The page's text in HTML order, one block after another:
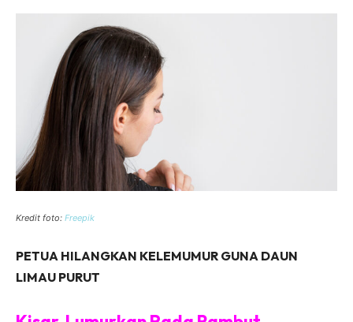
Kredit foto: Freepik
PETUA HILANGKAN KELEMUMUR GUNA DAUN
LIMAU PURUT